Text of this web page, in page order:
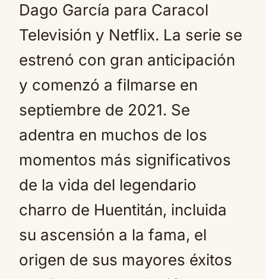
Dago García para Caracol
Televisión y Netflix. La serie se
estrenó con gran anticipación
y comenzó a filmarse en
septiembre de 2021. Se
adentra en muchos de los
momentos más significativos
de la vida del legendario
charro de Huentitán, incluida
su ascensión a la fama, el
origen de sus mayores éxitos